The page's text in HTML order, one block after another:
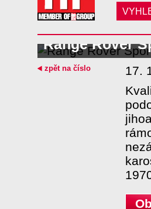
Range Rover
17.
zpět na číslo